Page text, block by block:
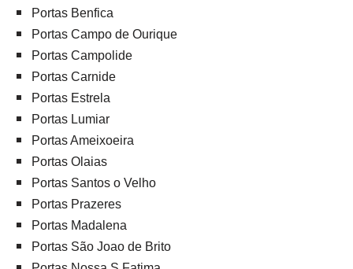
Portas Benfica
Portas Campo de Ourique
Portas Campolide
Portas Carnide
Portas Estrela
Portas Lumiar
Portas Ameixoeira
Portas Olaias
Portas Santos o Velho
Portas Prazeres
Portas Madalena
Portas São Joao de Brito